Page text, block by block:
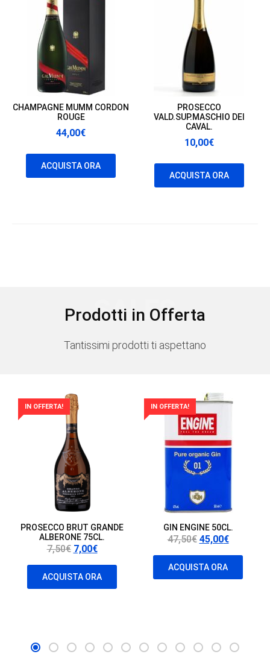
CHAMPAGNE MUMM CORDON
ROUGE
44,00€
ACQUISTA ORA
PROSECCO
VALD.SUP.MASCHIO DEI
CAVAL.
10,00€
ACQUISTA ORA
Prodotti in Offerta
SALES
Tantissimi prodotti ti aspettano
IN OFFERTA!
PROSECCO BRUT GRANDE
ALBERONE 75CL.
7,50€ Il
prezzo
originale
era:
7,00€Il
prezzo
attuale
è:
ACQUISTA ORA
IN OFFERTA!
GIN ENGINE 50CL.
47,50€ Il
prezzo
originale
era:
45,00€Il
prezzo
è:
ACQUISTA ORA